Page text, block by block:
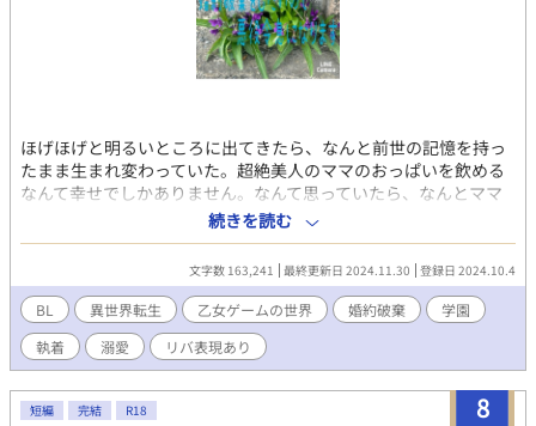
ほげほげと明るいところに出てきたら、なんと前世の記憶を持っ
たまま生まれ変わっていた。超絶美人のママのおっぱいを飲める
なんて幸せでしかありません。なんて思っていたら、なんとママ
は男！ なんとこの世界、男女比が恐ろしく歪、圧倒的女性不足だ
った。貴族は魔道具を使って男同士で結婚して子を成すのが当た
り前と聞かされて絶望。更に入学前のママ友会で友だちを作ろう
としたら何故だか年上の男の婚約者が出来ました。 そしてなん
と、中等部に上がるとここが乙女ゲームの世界だと知ってしま
う。それならこの歪な男女比も納得。主人公ちゃんに攻略され
て？婚約破棄されてみせる！と頑張るセレスティンは主人公ちゃ
んより美人なのであった。 注意:作者的にR15と思う箇所には※を
つけています。
続きを読む
文字数 163,241 最終更新日 2024.11.30 登録日 2024.10.4
BL 異世界転生 乙女ゲームの世界 婚約破棄
学園
執着
溺愛 リバ表現あり
8
短編 完結 R18